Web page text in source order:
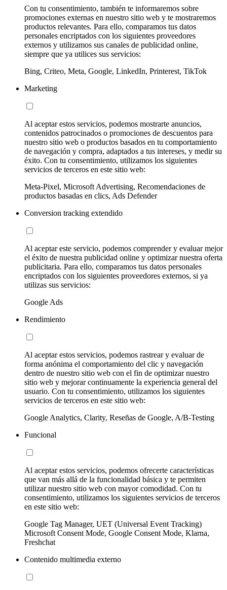
Con tu consentimiento, también te informaremos sobre
promociones externas en nuestro sitio web y te mostraremos
productos relevantes. Para ello, comparamos tus datos
personales encriptados con los siguientes proveedores
externos y utilizamos sus canales de publicidad online,
siempre que ya utilices sus servicios:
Bing, Criteo, Meta, Google, LinkedIn, Printerest, TikTok
Marketing
Al aceptar estos servicios, podemos mostrarte anuncios,
contenidos patrocinados o promociones de descuentos para
nuestro sitio web o productos basados en tu comportamiento
de navegación y compra, adaptados a tus intereses, y medir su
éxito. Con tu consentimiento, utilizamos los siguientes
servicios de terceros en este sitio web:
Meta-Pixel, Microsoft Advertising, Recomendaciones de
productos basadas en clics, Ads Defender
Conversion tracking extendido
Al aceptar este servicio, podemos comprender y evaluar mejor
el éxito de nuestra publicidad online y optimizar nuestra oferta
publicitaria. Para ello, comparamos tus datos personales
encriptados con los siguientes proveedores externos, si ya
utilizas sus servicios:
Google Ads
Rendimiento
Al aceptar estos servicios, podemos rastrear y evaluar de
forma anónima el comportamiento del clic y navegación
dentro de nuestro sitio web con el fin de optimizar nuestro
sitio web y mejorar continuamente la experiencia general del
usuario. Con tu consentimiento, utilizamos los siguientes
servicios de terceros en este sitio web:
Google Analytics, Clarity, Reseñas de Google, A/B-Testing
Funcional
Al aceptar estos servicios, podemos ofrecerte características
que van más allá de la funcionalidad básica y te permiten
utilizar nuestro sitio web con mayor comodidad. Con tu
consentimiento, utilizamos los siguientes servicios de terceros
en este sitio web:
Google Tag Manager, UET (Universal Event Tracking)
Microsoft Consent Mode, Google Consent Mode, Klarna,
Freshchat
Contenido multimedia externo